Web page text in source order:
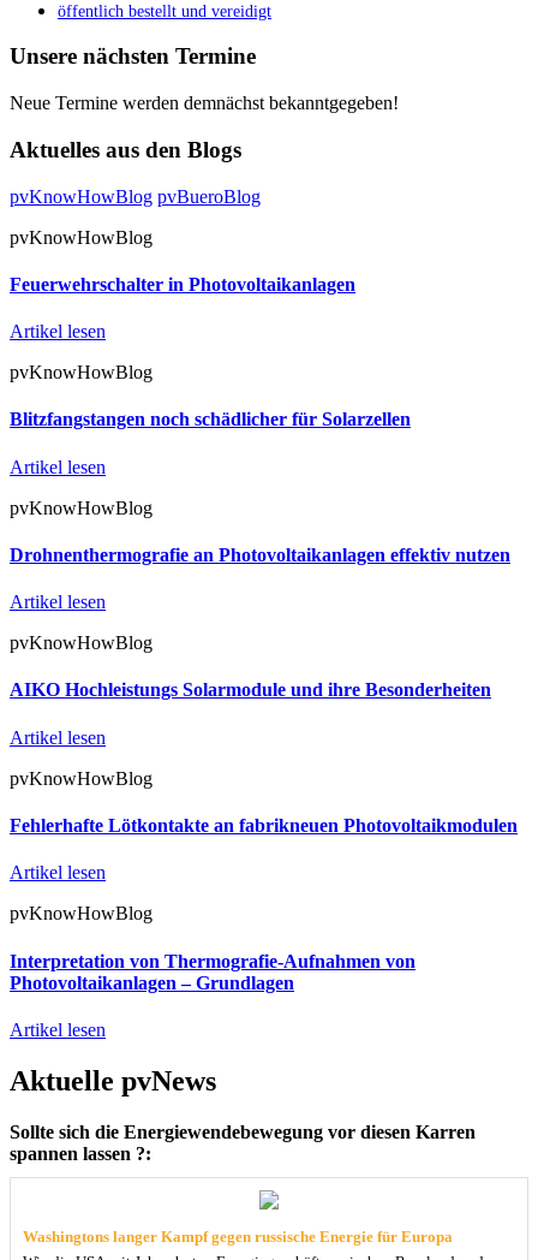
öffentlich bestellt und vereidigt
Unsere nächsten Termine
Neue Termine werden demnächst bekanntgegeben!
Aktuelles aus den Blogs
pvKnowHowBlog pvBueroBlog
pvKnowHowBlog
Feuerwehrschalter in Photovoltaikanlagen
Artikel lesen
pvKnowHowBlog
Blitzfangstangen noch schädlicher für Solarzellen
Artikel lesen
pvKnowHowBlog
Drohnenthermografie an Photovoltaikanlagen effektiv nutzen
Artikel lesen
pvKnowHowBlog
AIKO Hochleistungs Solarmodule und ihre Besonderheiten
Artikel lesen
pvKnowHowBlog
Fehlerhafte Lötkontakte an fabrikneuen Photovoltaikmodulen
Artikel lesen
pvKnowHowBlog
Interpretation von Thermografie-Aufnahmen von
Photovoltaikanlagen – Grundlagen
Artikel lesen
Aktuelle pvNews
Sollte sich die Energiewendebewegung vor diesen Karren
spannen lassen ?:
Washingtons langer Kampf gegen russische Energie für Europa